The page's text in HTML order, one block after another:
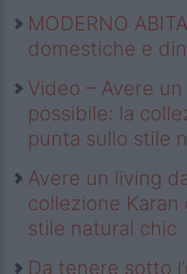
MODERNO
domestiche e
Video – Avere
possibile: la
punta sullo stile
Avere un living
collezione
stile natural chic
Da tenere sotto